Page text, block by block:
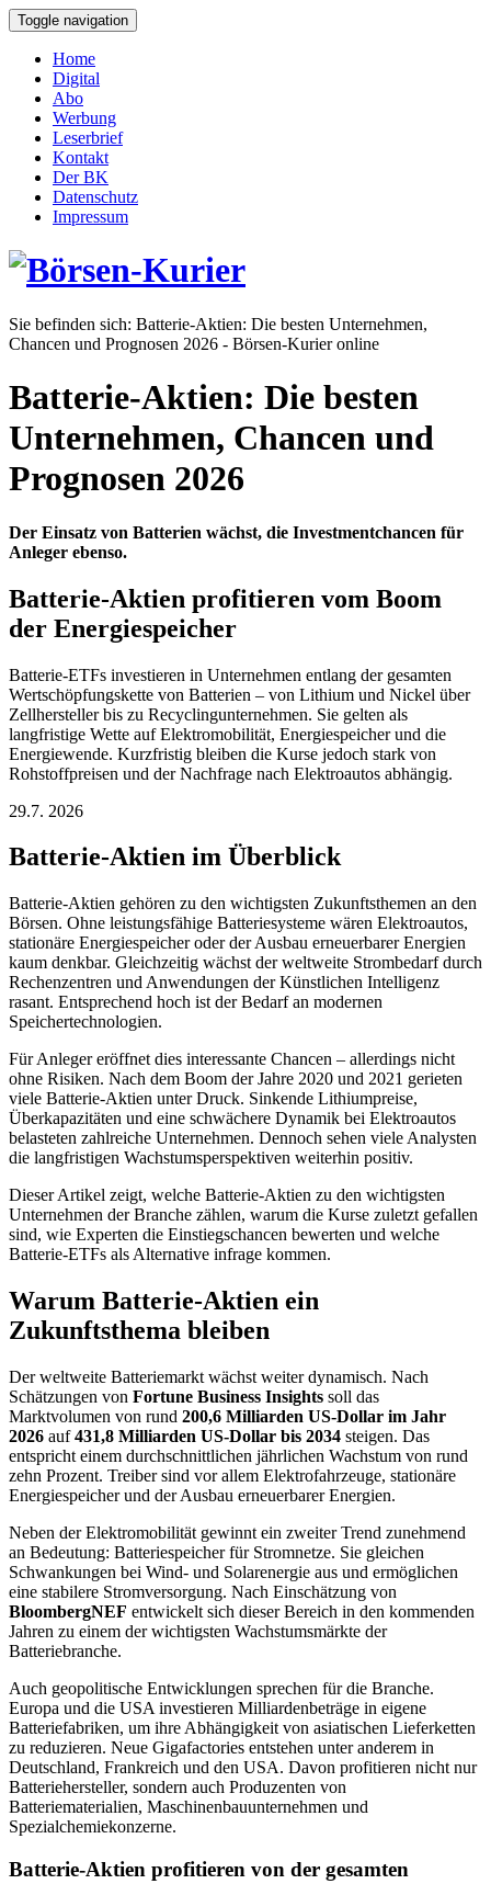
Toggle navigation
Home
Digital
Abo
Werbung
Leserbrief
Kontakt
Der BK
Datenschutz
Impressum
Sie befinden sich: Batterie-Aktien: Die besten Unternehmen,
Chancen und Prognosen 2026 - Börsen-Kurier online
Batterie-Aktien: Die besten
Unternehmen, Chancen und
Prognosen 2026
Der Einsatz von Batterien wächst, die Investmentchancen für
Anleger ebenso.
Batterie-Aktien profitieren vom Boom
der Energiespeicher
Batterie-ETFs investieren in Unternehmen entlang der gesamten
Wertschöpfungskette von Batterien – von Lithium und Nickel über
Zellhersteller bis zu Recyclingunternehmen. Sie gelten als
langfristige Wette auf Elektromobilität, Energiespeicher und die
Energiewende. Kurzfristig bleiben die Kurse jedoch stark von
Rohstoffpreisen und der Nachfrage nach Elektroautos abhängig.
29.7. 2026
Batterie-Aktien im Überblick
Batterie-Aktien gehören zu den wichtigsten Zukunftsthemen an den
Börsen. Ohne leistungsfähige Batteriesysteme wären Elektroautos,
stationäre Energiespeicher oder der Ausbau erneuerbarer Energien
kaum denkbar. Gleichzeitig wächst der weltweite Strombedarf durch
Rechenzentren und Anwendungen der Künstlichen Intelligenz
rasant. Entsprechend hoch ist der Bedarf an modernen
Speichertechnologien.
Für Anleger eröffnet dies interessante Chancen – allerdings nicht
ohne Risiken. Nach dem Boom der Jahre 2020 und 2021 gerieten
viele Batterie-Aktien unter Druck. Sinkende Lithiumpreise,
Überkapazitäten und eine schwächere Dynamik bei Elektroautos
belasteten zahlreiche Unternehmen. Dennoch sehen viele Analysten
die langfristigen Wachstumsperspektiven weiterhin positiv.
Dieser Artikel zeigt, welche Batterie-Aktien zu den wichtigsten
Unternehmen der Branche zählen, warum die Kurse zuletzt gefallen
sind, wie Experten die Einstiegschancen bewerten und welche
Batterie-ETFs als Alternative infrage kommen.
Warum Batterie-Aktien ein
Zukunftsthema bleiben
Der weltweite Batteriemarkt wächst weiter dynamisch. Nach
Schätzungen von Fortune Business Insights soll das
Marktvolumen von rund 200,6 Milliarden US-Dollar im Jahr
2026 auf431,8 Milliarden US-Dollar bis 2034 steigen. Das
entspricht einem durchschnittlichen jährlichen Wachstum von rund
zehn Prozent. Treiber sind vor allem Elektrofahrzeuge, stationäre
Energiespeicher und der Ausbau erneuerbarer Energien.
Neben der Elektromobilität gewinnt ein zweiter Trend zunehmend
an Bedeutung: Batteriespeicher für Stromnetze. Sie gleichen
Schwankungen bei Wind- und Solarenergie aus und ermöglichen
eine stabilere Stromversorgung. Nach Einschätzung von
BloombergNEF entwickelt sich dieser Bereich in den kommenden
Jahren zu einem der wichtigsten Wachstumsmärkte der
Batteriebranche.
Auch geopolitische Entwicklungen sprechen für die Branche.
Europa und die USA investieren Milliardenbeträge in eigene
Batteriefabriken, um ihre Abhängigkeit von asiatischen Lieferketten
zu reduzieren. Neue Gigafactories entstehen unter anderem in
Deutschland, Frankreich und den USA. Davon profitieren nicht nur
Batteriehersteller, sondern auch Produzenten von
Batteriematerialien, Maschinenbauunternehmen und
Spezialchemiekonzerne.
Batterie-Aktien profitieren von der gesamten